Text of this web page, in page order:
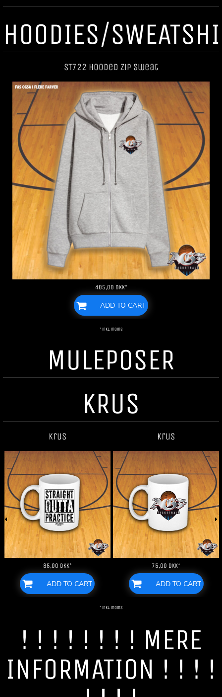
HOODIES/
ST722 Hooded Zip Sweat
405,00 DKK*
ADD TO CART
* inkl. moms
MULEPOSER
KRUS
Krus
85,00 DKK*
ADD TO CART
Krus
75,00 DKK*
ADD TO CART
* inkl. moms
! ! ! ! ! ! ! ! MERE
INFORMATION ! ! ! !